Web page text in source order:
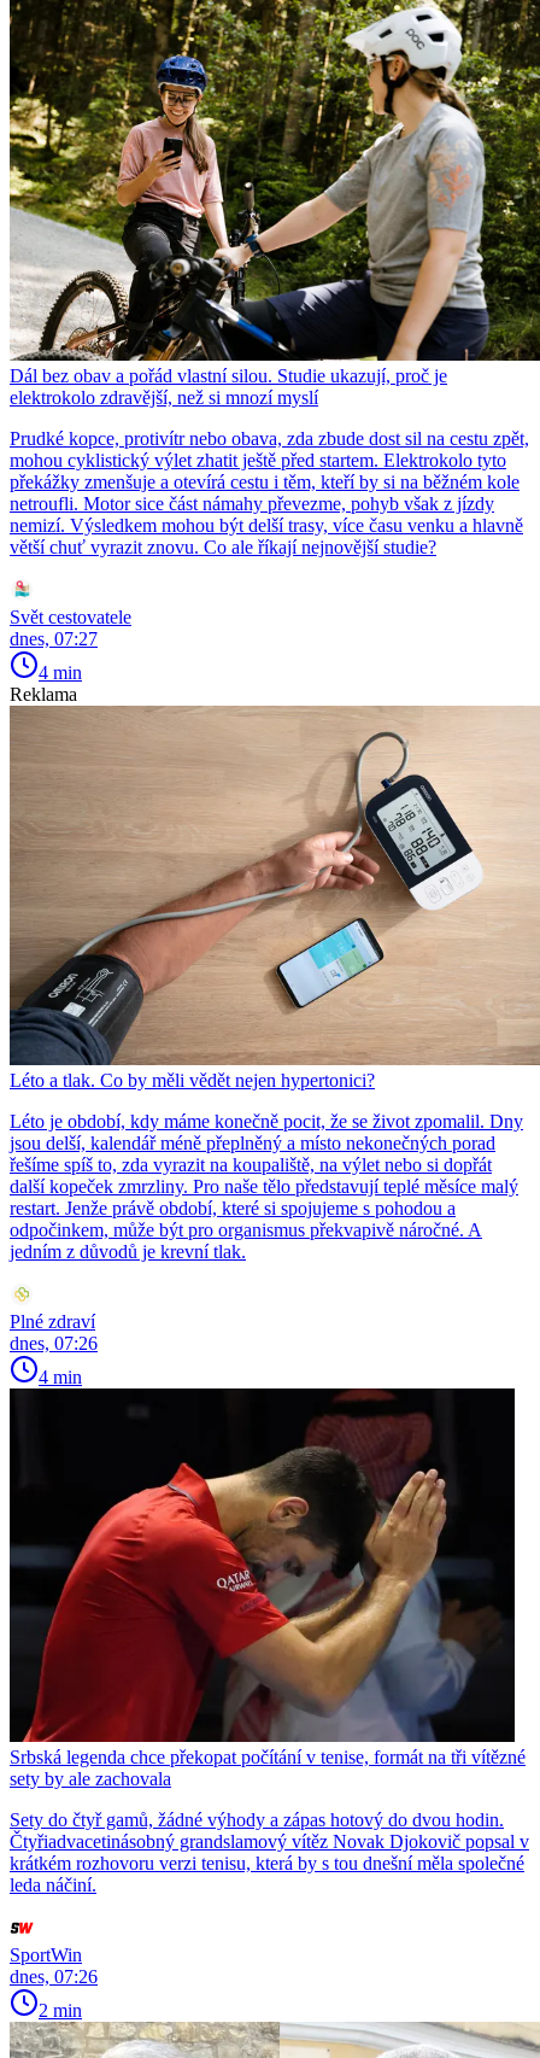
Dál bez obav a pořád vlastní silou. Studie ukazují, proč je
elektrokolo zdravější, než si mnozí myslí
Prudké kopce, protivítr nebo obava, zda zbude dost sil na cestu zpět,
mohou cyklistický výlet zhatit ještě před startem. Elektrokolo tyto
překážky zmenšuje a otevírá cestu i těm, kteří by si na běžném kole
netroufli. Motor sice část námahy převezme, pohyb však z jízdy
nemizí. Výsledkem mohou být delší trasy, více času venku a hlavně
větší chuť vyrazit znovu. Co ale říkají nejnovější studie?
Svět cestovatele
dnes, 07:27
4 min
Reklama
Léto a tlak. Co by měli vědět nejen hypertonici?
Léto je období, kdy máme konečně pocit, že se život zpomalil. Dny
jsou delší, kalendář méně přeplněný a místo nekonečných porad
řešíme spíš to, zda vyrazit na koupaliště, na výlet nebo si dopřát
další kopeček zmrzliny. Pro naše tělo představují teplé měsíce malý
restart. Jenže právě období, které si spojujeme s pohodou a
odpočinkem, může být pro organismus překvapivě náročné. A
jedním z důvodů je krevní tlak.
Plné zdraví
dnes, 07:26
4 min
Srbská legenda chce překopat počítání v tenise, formát na tři vítězné
sety by ale zachovala
Sety do čtyř gamů, žádné výhody a zápas hotový do dvou hodin.
Čtyřiadvacetinásobný grandslamový vítěz Novak Djokovič popsal v
krátkém rozhovoru verzi tenisu, která by s tou dnešní měla společné
leda náčiní.
SportWin
dnes, 07:26
2 min